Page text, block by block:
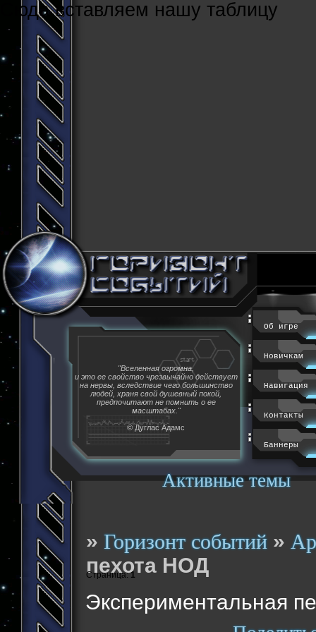
Cюда вставляем нашу таблицу
Активные темы
"Вселенная огромна,
и это ее свойство чрезвычайно действует
на нервы, вследствие чего большинство
людей, храня свой душевный покой,
предпочитают не помнить о ее
масштабах."
© Дуглас Адамс
Об игре
Новичкам
Навигация
Контакты
Баннеры
»Горизонт событий »
пехота НОД
Экспериментальная
Страница:1